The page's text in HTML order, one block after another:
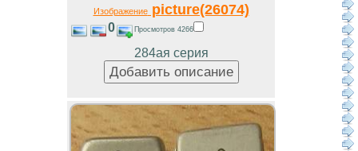
Изображениеpicture(26074)
0 Просмотров 4266
284ая серия